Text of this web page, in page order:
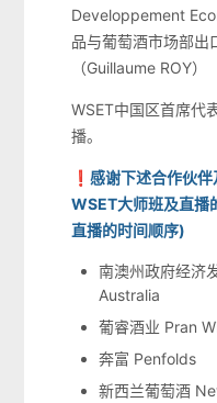
Developpement
品与葡萄酒市场部出
（Guillaume ROY）
WSET中国区首席代
播。
❗感谢下述合作伙
WSET大师班及直播
直播的时间顺序)
南澳州政府经济
Australia
葡睿酒业 Pran
奔富 Penfolds
新西兰葡萄酒